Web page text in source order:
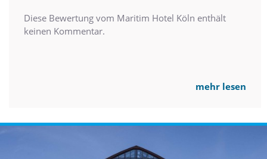
Diese Bewertung vom Maritim Hotel Köln enthält
keinen Kommentar.
mehr lesen